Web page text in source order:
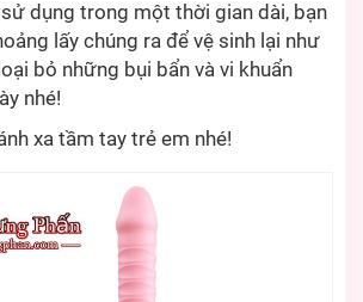
dụng trong một thời gian dài, bạn
lấy chúng ra để vệ sinh lại như
bỏ những bụi bẩn và vi khuẩn
nhé!
xa tầm tay trẻ em nhé!